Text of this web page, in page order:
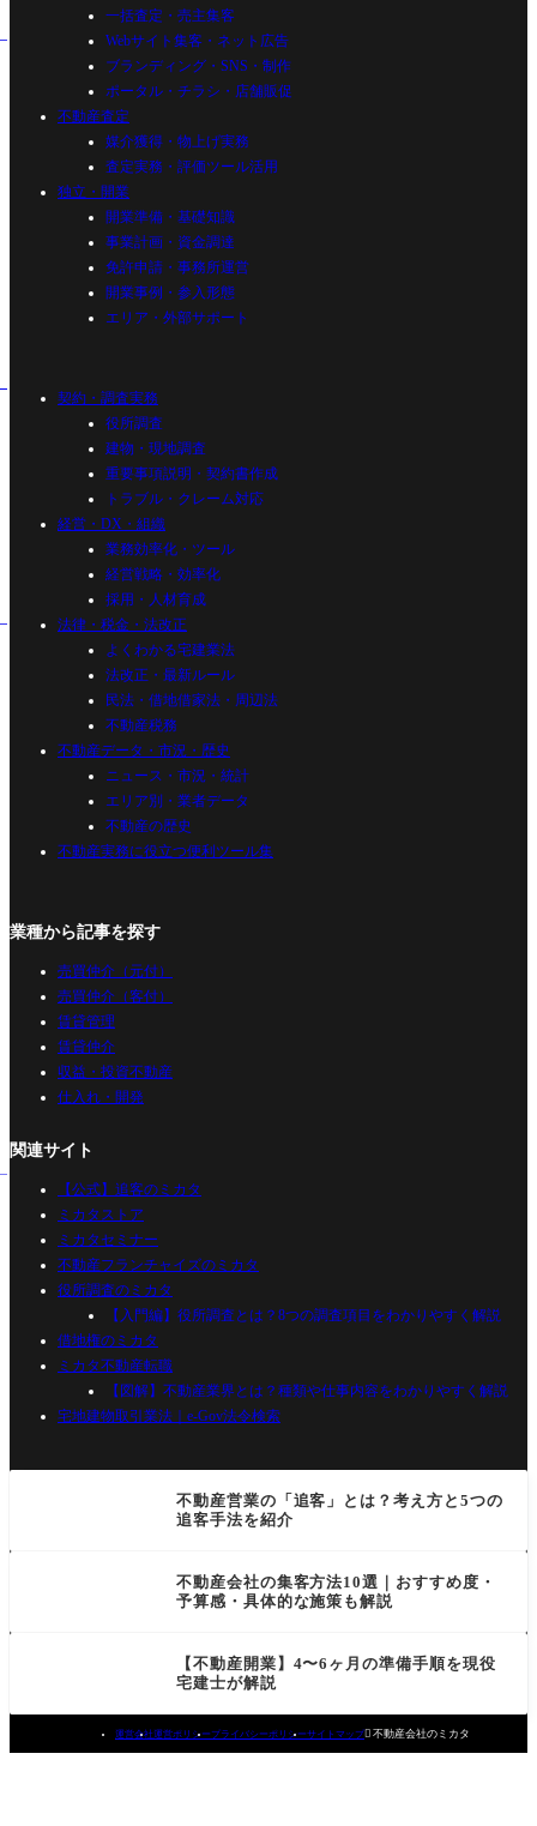
一括査定・売主集客
Webサイト集客・ネット広告
ブランディング・SNS・制作
ポータル・チラシ・店舗販促
不動産査定
媒介獲得・物上げ実務
査定実務・評価ツール活用
独立・開業
開業準備・基礎知識
事業計画・資金調達
免許申請・事務所運営
開業事例・参入形態
エリア・外部サポート
契約・調査実務
役所調査
建物・現地調査
重要事項説明・契約書作成
トラブル・クレーム対応
経営・DX・組織
業務効率化・ツール
経営戦略・効率化
採用・人材育成
法律・税金・法改正
よくわかる宅建業法
法改正・最新ルール
民法・借地借家法・周辺法
不動産税務
不動産データ・市況・歴史
ニュース・市況・統計
エリア別・業者データ
不動産の歴史
不動産実務に役立つ便利ツール集
業種から記事を探す
売買仲介（元付）
売買仲介（客付）
賃貸管理
賃貸仲介
収益・投資不動産
仕入れ・開発
関連サイト
【公式】追客のミカタ
ミカタストア
ミカタセミナー
不動産フランチャイズのミカタ
役所調査のミカタ
【入門編】役所調査とは？8つの調査項目をわかりやすく解説
借地権のミカタ
ミカタ不動産転職
【図解】不動産業界とは？種類や仕事内容をわかりやすく解説
宅地建物取引業法｜e-Gov法令検索
不動産営業の「追客」とは？考え方と5つの
追客手法を紹介
不動産会社の集客方法10選｜おすすめ度・
予算感・具体的な施策も解説
【不動産開業】4〜6ヶ月の準備手順を現役
宅建士が解説
運営会社運営ポリシープライバシーポリシーサイトマップ 不動産会社のミカタ